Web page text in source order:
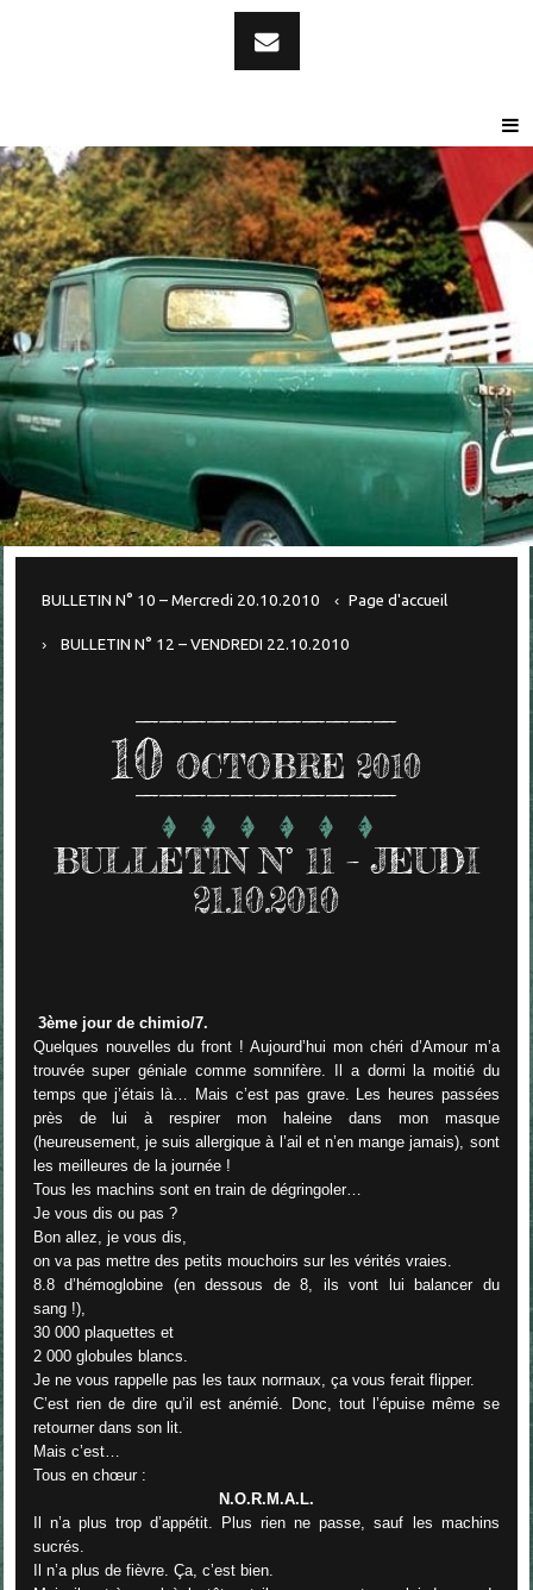
BULLETIN N° 10 – Mercredi 20.10.2010 Page d'accueil
BULLETIN N° 12 – VENDREDI 22.10.2010
10 OCTOBRE 2010
BULLETIN N° 11 – JEUDI
21.10.2010
3ème jour de chimio/7.
Quelques nouvelles du front ! Aujourd’hui mon chéri d’Amour m’a
trouvée super géniale comme somnifère. Il a dormi la moitié du
temps que j’étais là… Mais c’est pas grave. Les heures passées
près de lui à respirer mon haleine dans mon masque
(heureusement, je suis allergique à l’ail et n’en mange jamais), sont
les meilleures de la journée !
Tous les machins sont en train de dégringoler…
Je vous dis ou pas ?
Bon allez, je vous dis,
on va pas mettre des petits mouchoirs sur les vérités vraies.
8.8 d’hémoglobine (en dessous de 8, ils vont lui balancer du
sang !),
30 000 plaquettes et
2 000 globules blancs.
Je ne vous rappelle pas les taux normaux, ça vous ferait flipper.
C’est rien de dire qu’il est anémié. Donc, tout l’épuise même se
retourner dans son lit.
Mais c’est…
Tous en chœur :
N.O.R.M.A.L.
Il n’a plus trop d’appétit. Plus rien ne passe, sauf les machins
sucrés.
Il n’a plus de fièvre. Ça, c’est bien.